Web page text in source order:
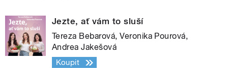
Jezte, ať vám to sluší
Tereza Bebarová, Veronika Pourová,
Andrea Jakešová
Koupit